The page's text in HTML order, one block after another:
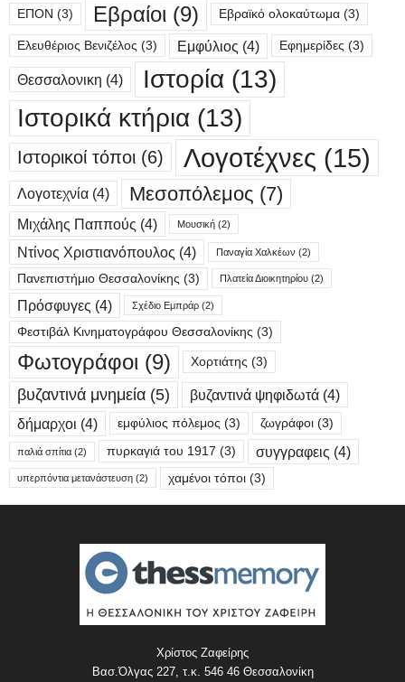
ΕΠΟΝ (3) Εβραίοι (9) Εβραϊκό ολοκαύτωμα (3)
Ελευθέριος Βενιζέλος (3) Εμφύλιος (4) Εφημερίδες (3)
Θεσσαλονικη (4) Ιστορία (13)
Ιστορικά κτήρια (13)
Ιστορικοί τόποι (6) Λογοτέχνες (15)
Λογοτεχνία (4) Μεσοπόλεμος (7)
Μιχάλης Παππούς (4) Μουσική (2)
Ντίνος Χριστιανόπουλος (4) Παναγία Χαλκέων (2)
Πανεπιστήμιο Θεσσαλονίκης (3) Πλατεία Διοικητηρίου (2)
Πρόσφυγες (4) Σχέδιο Εμπράρ (2)
Φεστιβάλ Κινηματογράφου Θεσσαλονίκης (3)
Φωτογράφοι (9) Χορτιάτης (3)
βυζαντινά μνημεία (5) βυζαντινά ψηφιδωτά (4)
δήμαρχοι (4) εμφύλιος πόλεμος (3) ζωγράφοι (3)
παλιά σπίτια (2) πυρκαγιά του 1917 (3) συγγραφεις (4)
υπερπόντια μετανάστευση (2) χαμένοι τόποι (3)
Χρίστος Ζαφείρης
Βασ.Όλγας 227, τ.κ. 546 46 Θεσσαλονίκη